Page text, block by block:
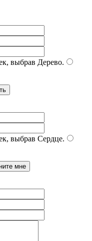
выбрав Дерево.
выбрав Сердце.